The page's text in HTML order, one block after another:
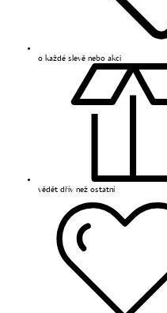
o každé slevě nebo akci
vědět dřív než ostatní